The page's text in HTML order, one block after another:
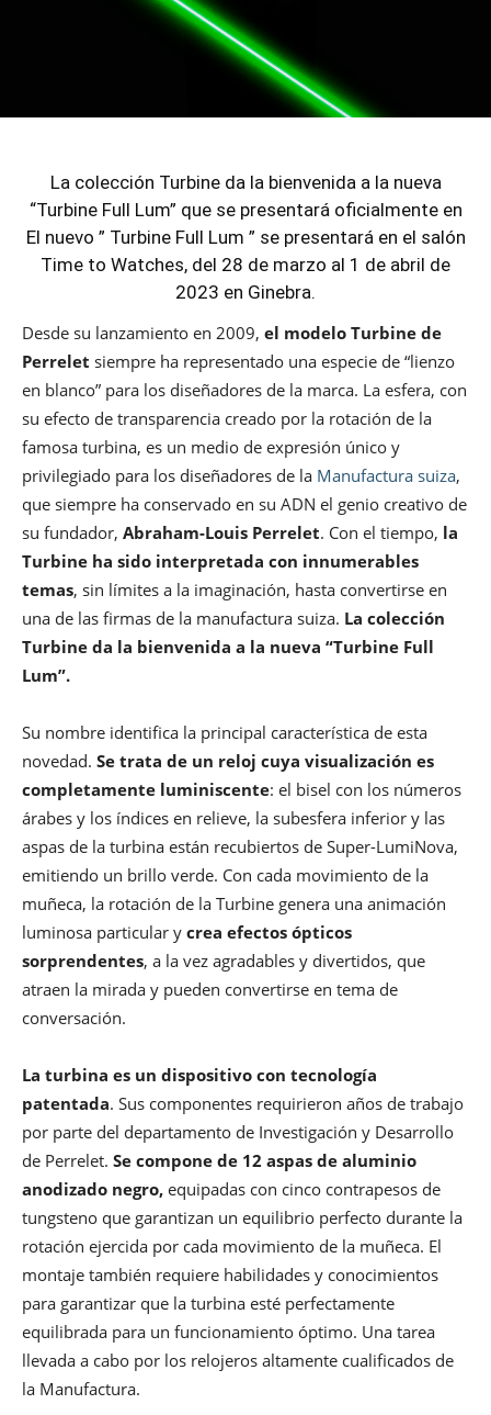
La colección Turbine da la bienvenida a la nueva
“Turbine Full Lum” que se presentará oficialmente en
El nuevo ” Turbine Full Lum ” se presentará en el salón
Time to Watches, del 28 de marzo al 1 de abril de
2023 en Ginebra.
Desde su lanzamiento en 2009, el modelo Turbine de
Perrelet siempre ha representado una especie de “lienzo
en blanco” para los diseñadores de la marca. La esfera, con
su efecto de transparencia creado por la rotación de la
famosa turbina, es un medio de expresión único y
privilegiado para los diseñadores de la Manufactura suiza,
que siempre ha conservado en su ADN el genio creativo de
su fundador, Abraham-Louis Perrelet. Con el tiempo, la
Turbine ha sido interpretada con innumerables
temas, sin límites a la imaginación, hasta convertirse en
una de las firmas de la manufactura suiza. La colección
Turbine da la bienvenida a la nueva “Turbine Full
Lum”.
Su nombre identifica la principal característica de esta
novedad. Se trata de un reloj cuya visualización es
completamente luminiscente: el bisel con los números
árabes y los índices en relieve, la subesfera inferior y las
aspas de la turbina están recubiertos de Super-LumiNova,
emitiendo un brillo verde. Con cada movimiento de la
muñeca, la rotación de la Turbine genera una animación
luminosa particular y crea efectos ópticos
sorprendentes, a la vez agradables y divertidos, que
atraen la mirada y pueden convertirse en tema de
conversación.
La turbina es un dispositivo con tecnología
patentada. Sus componentes requirieron años de trabajo
por parte del departamento de Investigación y Desarrollo
de Perrelet. Se compone de 12 aspas de aluminio
anodizado negro, equipadas con cinco contrapesos de
tungsteno que garantizan un equilibrio perfecto durante la
rotación ejercida por cada movimiento de la muñeca. El
montaje también requiere habilidades y conocimientos
para garantizar que la turbina esté perfectamente
equilibrada para un funcionamiento óptimo. Una tarea
llevada a cabo por los relojeros altamente cualificados de
la Manufactura.